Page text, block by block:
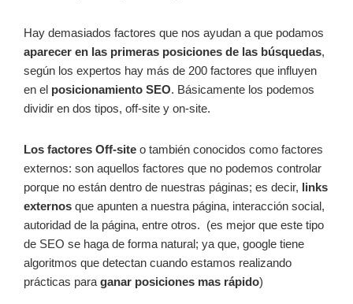
Hay demasiados factores que nos ayudan a que podamos
aparecer en las primeras posiciones de las búsquedas,
según los expertos hay más de 200 factores que influyen
en el posicionamiento SEO. Básicamente los podemos
dividir en dos tipos, off-site y on-site.
Los factores Off-site o también conocidos como factores
externos: son aquellos factores que no podemos controlar
porque no están dentro de nuestras páginas; es decir, links
externos que apunten a nuestra página, interacción social,
autoridad de la página, entre otros. (es mejor que este tipo
de SEO se haga de forma natural; ya que, google tiene
algoritmos que detectan cuando estamos realizando
prácticas para ganar posiciones mas rápido)